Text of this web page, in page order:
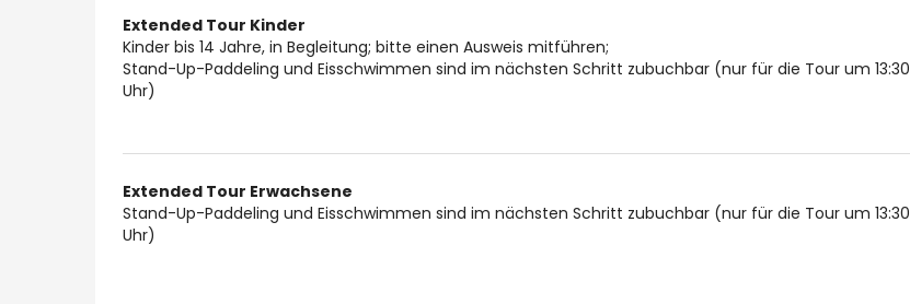
Unkategorisierte
Produkte
Extended Tour Kinder
Kinder bis 14 Jahre, in Begleitung; bitte einen Ausweis mitführen;
Stand-Up-Paddeling und Eisschwimmen sind im nächsten Schritt zubuchbar (nur für die Tour um 13:30
Uhr)
Extended Tour Erwachsene
Stand-Up-Paddeling und Eisschwimmen sind im nächsten Schritt zubuchbar (nur für die Tour um 13:30
Uhr)